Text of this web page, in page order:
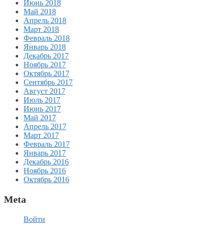
Июнь 2018
Май 2018
Апрель 2018
Март 2018
Февраль 2018
Январь 2018
Декабрь 2017
Ноябрь 2017
Октябрь 2017
Сентябрь 2017
Август 2017
Июль 2017
Июнь 2017
Май 2017
Апрель 2017
Март 2017
Февраль 2017
Январь 2017
Декабрь 2016
Ноябрь 2016
Октябрь 2016
Meta
Войти